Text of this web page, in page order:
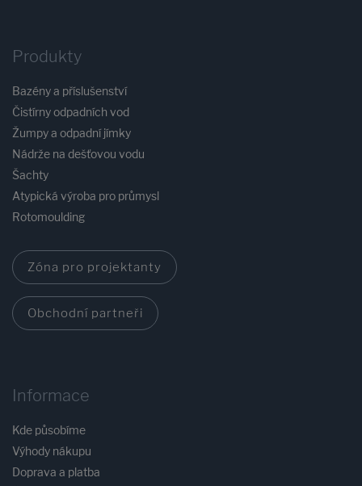
Produkty
Bazény a příslušenství
Čistírny odpadních vod
Žumpy a odpadní jímky
Nádrže na dešťovou vodu
Šachty
Atypická výroba pro průmysl
Rotomoulding
Zóna pro projektanty
Obchodní partneři
Informace
Kde působíme
Výhody nákupu
Doprava a platba